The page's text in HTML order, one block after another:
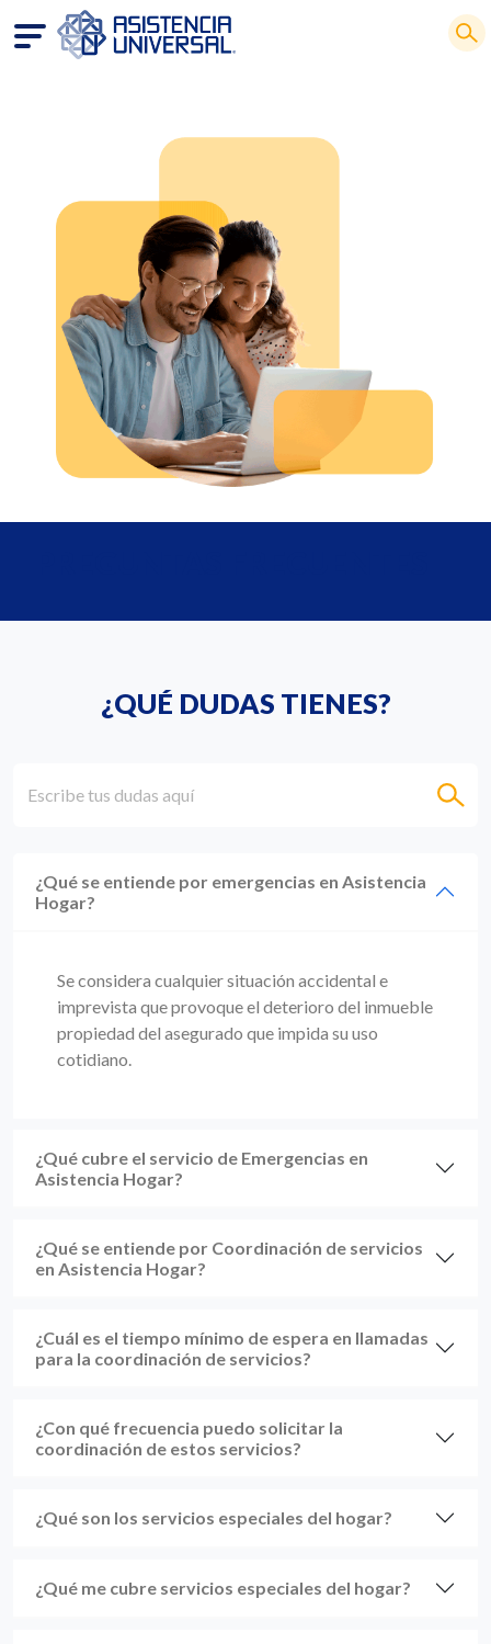
¿QUÉ DUDAS TIENES?
Escribe tus dudas aquí
¿Qué se entiende por emergencias en Asistencia
Hogar?
Se considera cualquier situación accidental e
imprevista que provoque el deterioro del inmueble
propiedad del asegurado que impida su uso
cotidiano.
¿Qué cubre el servicio de Emergencias en
Asistencia Hogar?
¿Qué se entiende por Coordinación de servicios
en Asistencia Hogar?
¿Cuál es el tiempo mínimo de espera en llamadas
para la coordinación de servicios?
¿Con qué frecuencia puedo solicitar la
coordinación de estos servicios?
¿Qué son los servicios especiales del hogar?
¿Qué me cubre servicios especiales del hogar?